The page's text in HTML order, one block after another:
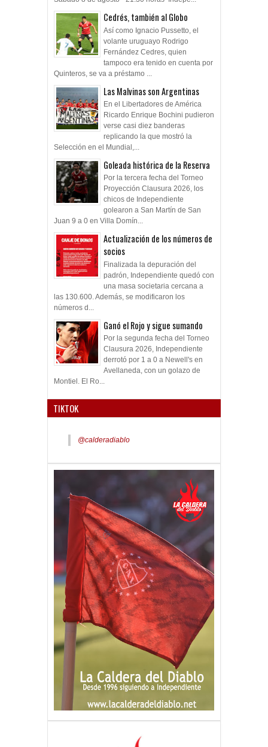
Cedrés, también al Globo
Así como Ignacio Pussetto, el
volante uruguayo Rodrigo
Fernández Cedres, quien
tampoco era tenido en cuenta por
Quinteros, se va a préstamo ...
Las Malvinas son Argentinas
En el Libertadores de América
Ricardo Enrique Bochini pudieron
verse casi diez banderas
replicando la que mostró la
Selección en el Mundial,...
Goleada histórica de la Reserva
Por la tercera fecha del Torneo
Proyección Clausura 2026, los
chicos de Independiente
golearon a San Martín de San
Juan 9 a 0 en Villa Domín...
Actualización de los números de
socios
Finalizada la depuración del
padrón, Independiente quedó con
una masa societaria cercana a
las 130.600. Además, se modificaron los
números d...
Ganó el Rojo y sigue sumando
Por la segunda fecha del Torneo
Clausura 2026, Independiente
derrotó por 1 a 0 a Newell's en
Avellaneda, con un golazo de
Montiel. El Ro...
TIKTOK
@calderadiablo